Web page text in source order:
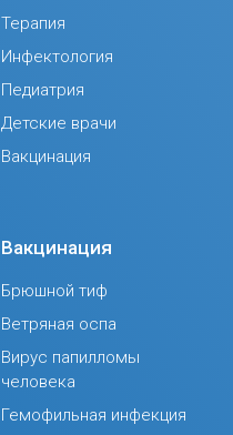
Терапия
Инфектология
Педиатрия
Детские врачи
Вакцинация
Вакцинация
Брюшной тиф
Ветряная оспа
Вирус папилломы
человека
Гемофильная инфекция